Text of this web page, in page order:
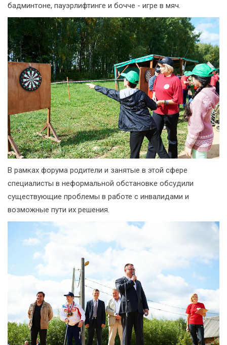
бадминтоне, пауэрлифтинге и бочче - игре в мяч.
В рамках форума родители и занятые в этой сфере
специалисты в неформальной обстановке обсудили
существующие проблемы в работе с инвалидами и
возможные пути их решения.